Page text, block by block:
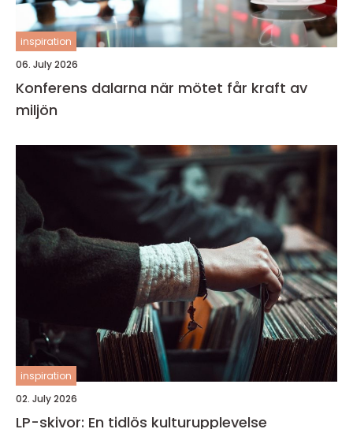
inspiration
06. July 2026
Konferens dalarna när mötet får kraft av
miljön
inspiration
02. July 2026
LP-skivor: En tidlös kulturupplevelse